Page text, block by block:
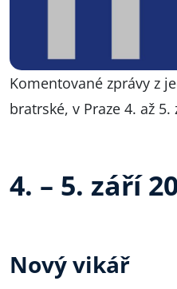
Komentované zprávy z
bratrské, v Praze 4. až
4. – 5. září
Nový vikář